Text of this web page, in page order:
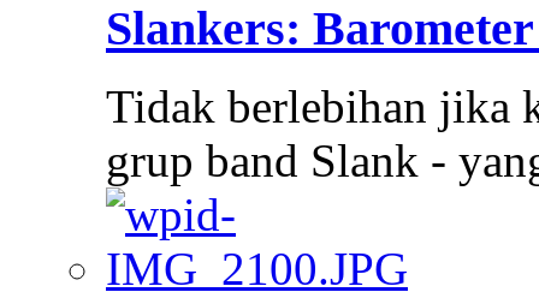
Slankers:
Tidak berlebihan jika
grup band Slank -